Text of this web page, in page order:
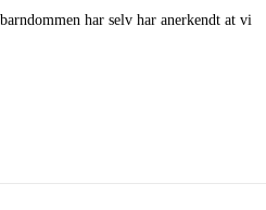
har selv har anerkendt at vi